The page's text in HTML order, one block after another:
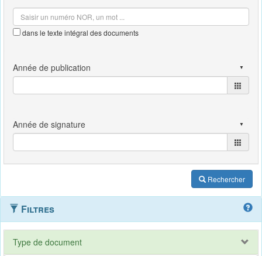
dans le texte intégral des documents
Rechercher
Filtres
Type de document